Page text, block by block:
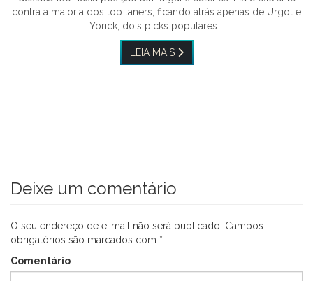
contra a maioria dos top laners, ficando atrás apenas de Urgot e
Yorick, dois picks populares.…
LEIA MAIS
Deixe um comentário
O seu endereço de e-mail não será publicado. Campos
obrigatórios são marcados com *
Comentário